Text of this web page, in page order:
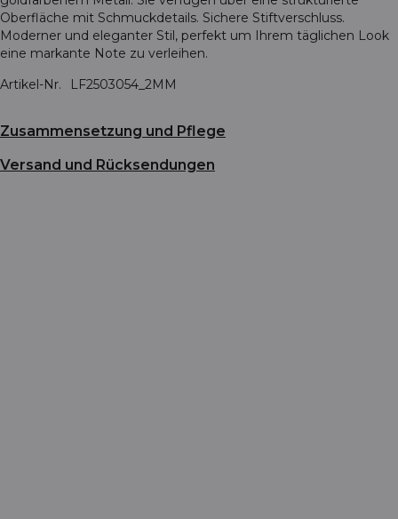
Oberfläche mit Schmuckdetails. Sichere Stiftverschluss.
Moderner und eleganter Stil, perfekt um Ihrem täglichen Look
eine markante Note zu verleihen.
Artikel-Nr.
LF2503054_2MM
Zusammensetzung und Pflege
Versand und Rücksendungen